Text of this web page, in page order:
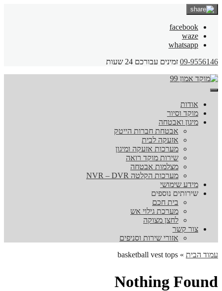
facebook
waze
whatsapp
09-9556146 זמינים עבורכם 24 שעות
אודות
מוקד וסיור
מיגון ואבטחה
אבטחת חברות הייטק
אזעקה לבית
מערכות אזעקה ומיגון
שירות מוקד רואה
מצלמות אבטחה
מערכות הקלטה NVR – DVR
מידע שימושי
שירותים נוספים
בית חכם
מערכת גילוי אש
לחצן מצוקה
צור קשר
אזורי שירות וסניפים
עמוד הבית »
basketball vest tops
Nothing Found